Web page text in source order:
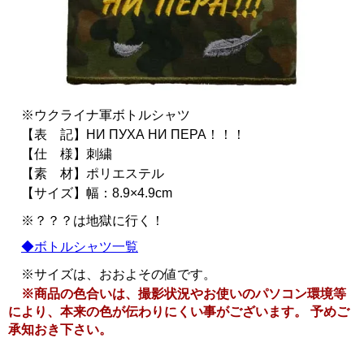
※ウクライナ軍ボトルシャツ
【表 記】НИ ПУХА НИ ПЕРА！！！
【仕 様】刺繍
【素 材】ポリエステル
【サイズ】幅：8.9×4.9cm
※？？？は地獄に行く！
◆ボトルシャツ一覧
※サイズは、おおよその値です。
※商品の色合いは、撮影状況やお使いのパソコン環境等
により、本来の色が伝わりにくい事がございます。 予めご
承知おき下さい。